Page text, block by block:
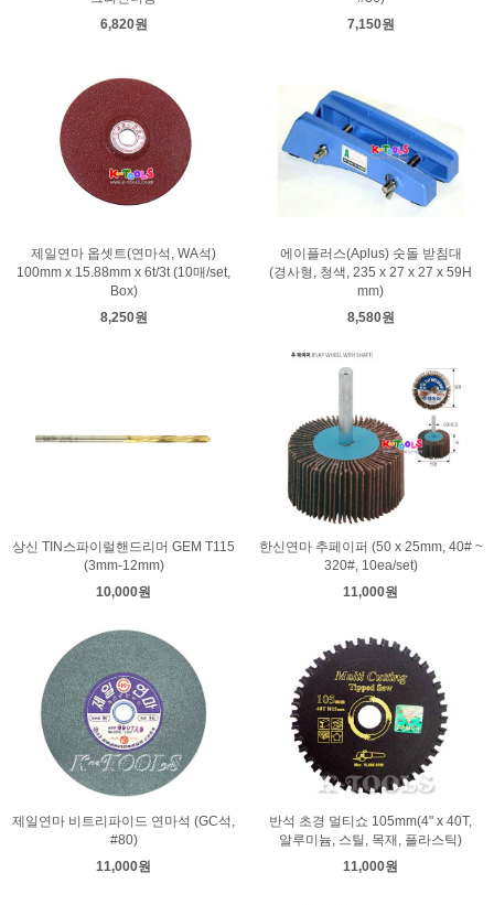
6,820원
7,150원
제일연마 옵셋트(연마석, WA석)
100mm x 15.88mm x 6t/3t (10매/set,
Box)
8,250원
에이플러스(Aplus) 숫돌 받침대
(경사형, 청색, 235 x 27 x 27 x 59H
mm)
8,580원
상신 TIN스파이럴핸드리머 GEM T115
(3mm-12mm)
10,000원
한신연마 추페이퍼 (50 x 25mm, 40# ~
320#, 10ea/set)
11,000원
제일연마 비트리파이드 연마석 (GC석,
#80)
11,000원
반석 초경 멀티쇼 105mm(4" x 40T,
알루미늄, 스틸, 목재, 플라스틱)
11,000원